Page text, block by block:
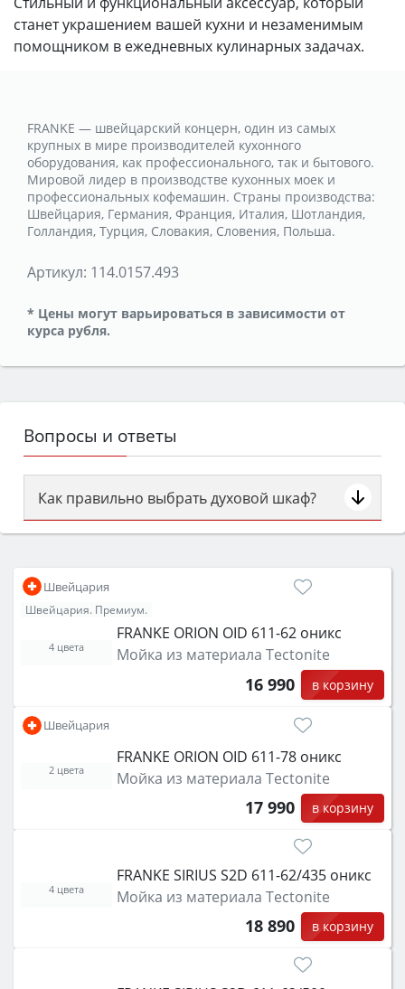
станет украшением вашей кухни и незаменимым
помощником в ежедневных кулинарных задачах.
FRANKE — швейцарский концерн, один из самых
крупных в мире производителей кухонного
оборудования, как профессионального, так и бытового.
Мировой лидер в производстве кухонных моек и
профессиональных кофемашин. Страны производства:
Швейцария, Германия, Франция, Италия, Шотландия,
Голландия, Турция, Словакия, Словения, Польша.
Артикул: 114.0157.493
* Цены могут варьироваться в зависимости от
курса рубля.
Вопросы и ответы
Как правильно выбрать духовой шкаф?
Сначала определитесь с типом (газовый или
затем смотрите на объём 50–70 л для семьи,
класс энергопотребления не ниже A и нужные
функции (конвекция, гриль, самоочистка,
защита от детей).
Швейцария
Швейцария. Премиум.
FRANKE ORION OID 611-62 оникс
Мойка из материала Tectonite
16 990 в корзину
4 цвета
Швейцария
FRANKE ORION OID 611-78 оникс
Мойка из материала Tectonite
17 990 в корзину
2 цвета
FRANKE SIRIUS S2D 611-62/435 оникс
Мойка из материала Tectonite
18 890 в корзину
4 цвета